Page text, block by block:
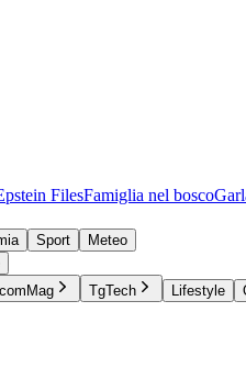
FilesFamiglia nel bosco
Sport
Meteo
TgTech Lifestyle